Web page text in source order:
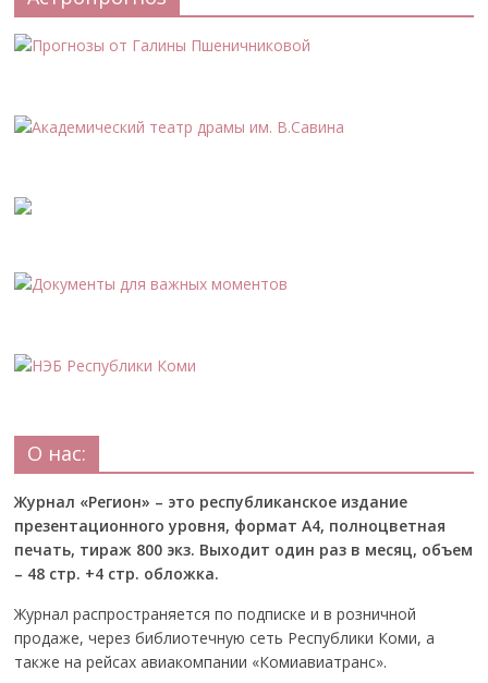
О нас:
Журнал «Регион» – это республиканское издание
презентационного уровня, формат А4, полноцветная
печать, тираж 800 экз. Выходит один раз в месяц, объем
– 48 стр. +4 стр. обложка.
Журнал распространяется по подписке и в розничной
продаже, через библиотечную сеть Республики Коми, а
также на рейсах авиакомпании «Комиавиатранс».